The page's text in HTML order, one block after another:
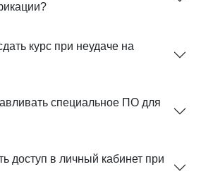
курс при неудаче на
специальное ПО для
доступ в личный кабинет при